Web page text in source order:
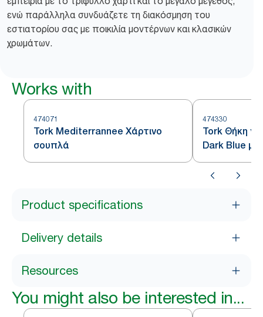
ενώ παράλληλα συνδυάζετε τη διακόσμηση του
εστιατορίου σας με ποικιλία μοντέρνων και κλασικών
χρωμάτων.
Works with
474071
Tork Mediterrannee Χάρτινο
σουπλά
474330
Tork Θήκη
Dark Blue
White
Product specifications
Delivery details
Resources
You might also be interested in...